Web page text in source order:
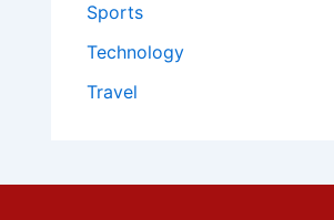
Sports
Technology
Travel